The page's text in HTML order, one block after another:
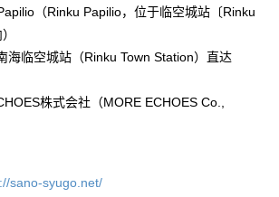
（Rinku Papilio，位于临空城站〔Rinku
海临空城站（Rinku Town Station）直达
株式会社（MORE ECHOES Co.,
sano-syugo.net/